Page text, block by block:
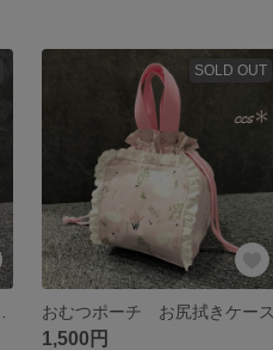
SOLD OUT
おむつポーチ お尻拭きケース
1,500円